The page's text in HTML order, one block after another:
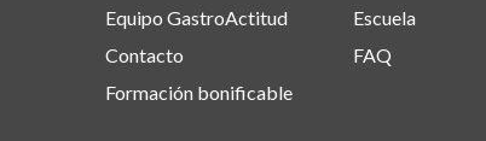
Equipo GastroActitud
Contacto
Formación bonificable
Escuela
FAQ